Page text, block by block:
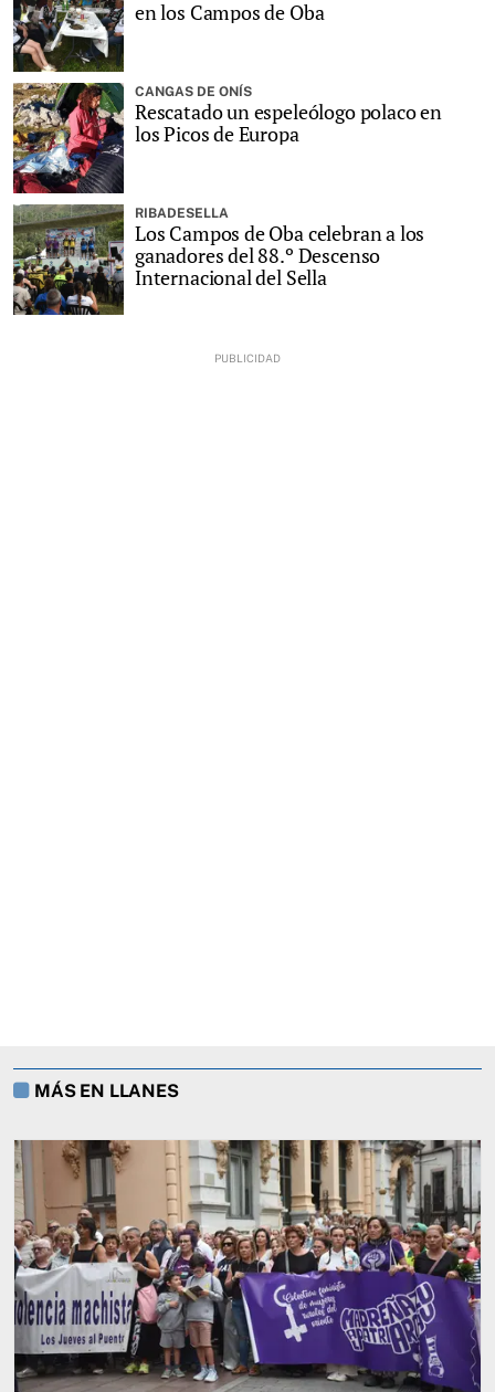
en los Campos de Oba
CANGAS DE ONÍS
Rescatado un espeleólogo polaco en
los Picos de Europa
RIBADESELLA
Los Campos de Oba celebran a los
ganadores del 88.º Descenso
Internacional del Sella
MÁS EN LLANES